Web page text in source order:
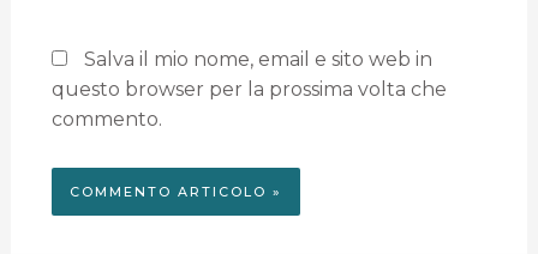
Salva il mio nome, email e sito web in
questo browser per la prossima volta che
commento.